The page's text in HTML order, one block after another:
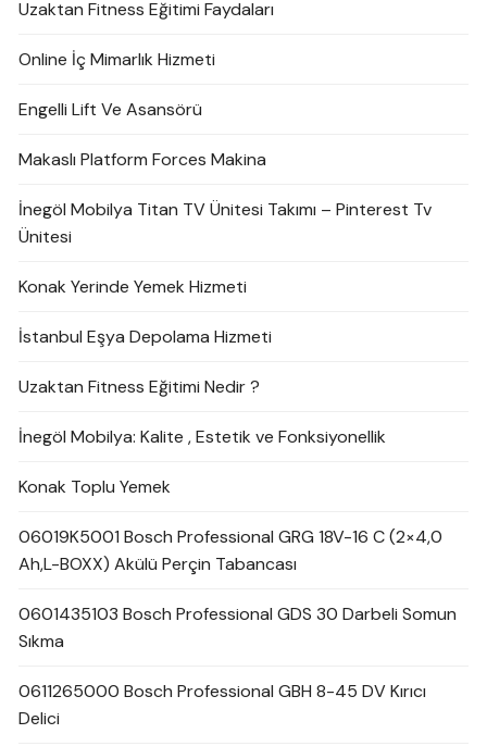
Uzaktan Fitness Eğitimi Faydaları
Online İç Mimarlık Hizmeti
Engelli Lift Ve Asansörü
Makaslı Platform Forces Makina
İnegöl Mobilya Titan TV Ünitesi Takımı – Pinterest Tv
Ünitesi
Konak Yerinde Yemek Hizmeti
İstanbul Eşya Depolama Hizmeti
Uzaktan Fitness Eğitimi Nedir ?
İnegöl Mobilya: Kalite , Estetik ve Fonksiyonellik
Konak Toplu Yemek
06019K5001 Bosch Professional GRG 18V-16 C (2×4,0
Ah,L-BOXX) Akülü Perçin Tabancası
0601435103 Bosch Professional GDS 30 Darbeli Somun
Sıkma
0611265000 Bosch Professional GBH 8-45 DV Kırıcı
Delici